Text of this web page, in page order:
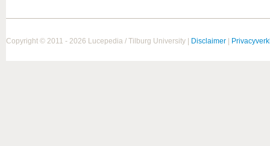
Copyright © 2011 - 2026 Lucepedia / Tilburg University | Disclaimer